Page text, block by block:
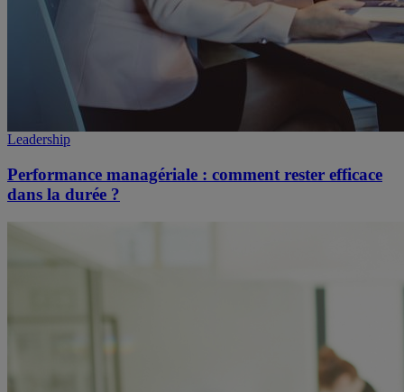
Leadership
Performance managériale : comment rester efficace
dans la durée ?